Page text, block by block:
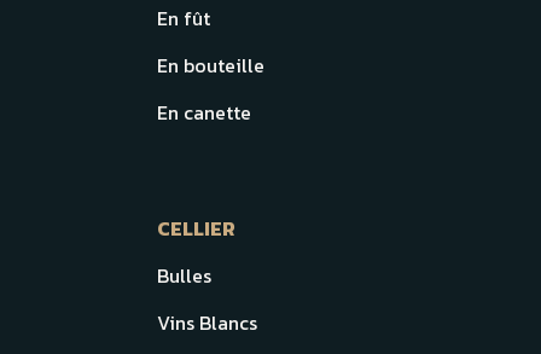
En fût
En bouteille
En canette
CELLIER
Bulles
Vins Blancs